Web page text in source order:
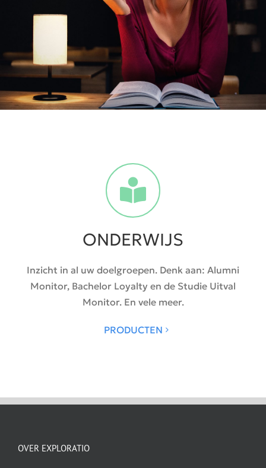
ONDERWIJS
Inzicht in al uw doelgroepen. Denk aan: Alumni
Monitor, Bachelor Loyalty en de Studie Uitval
Monitor. En vele meer.
PRODUCTEN
OVER EXPLORATIO